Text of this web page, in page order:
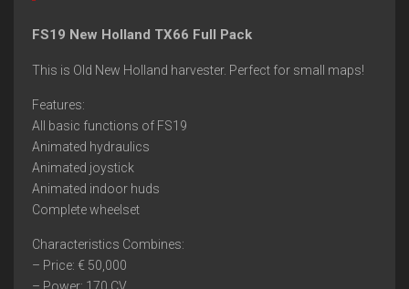
FS19 New Holland TX66 Full Pack
This is Old New Holland harvester. Perfect for small maps!
Features:
All basic functions of FS19
Animated hydraulics
Animated joystick
Animated indoor huds
Complete wheelset
Characteristics Combines:
– Price: € 50,000